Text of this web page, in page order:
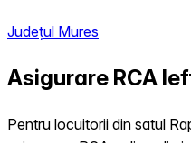
Județul Mures
Asigurare RCA
Pentru locuitorii din satul